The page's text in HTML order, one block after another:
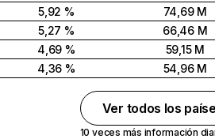
5,92 % 74,69 M
5,27 % 66,46 M
4,69 % 59,15 M
4,36 % 54,96 M
Ver todos los
10 veces más información